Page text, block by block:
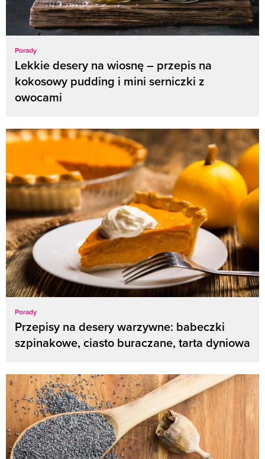
Porady
Lekkie desery na wiosnę – przepis na
kokosowy pudding i mini serniczki z
owocami
Porady
Przepisy na desery warzywne: babeczki
szpinakowe, ciasto buraczane, tarta dyniowa